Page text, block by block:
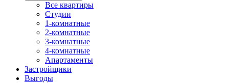
Все квартиры
Студии
1-комнатные
2-комнатные
3-комнатные
4-комнатные
Апартаменты
Застройщики
Выгоды